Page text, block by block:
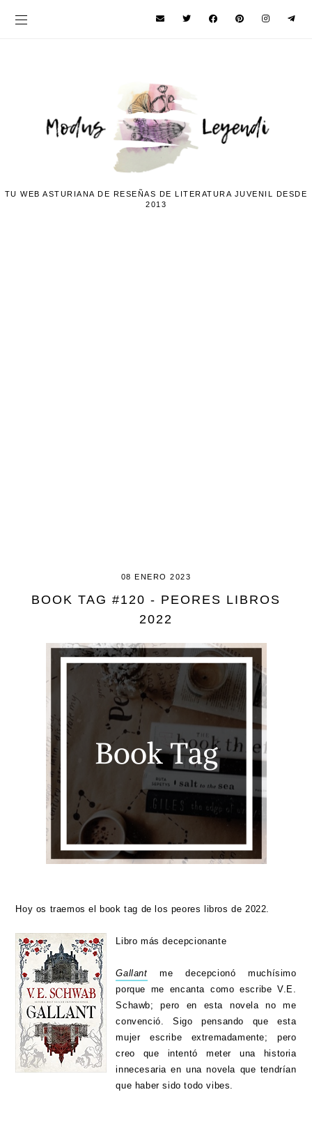
TU WEB ASTURIANA DE RESEÑAS DE LITERATURA JUVENIL DESDE
2013
08 ENERO 2023
BOOK TAG #120 - PEORES LIBROS
2022
Hoy os traemos el book tag de los peores libros de 2022.
Libro más decepcionante
Gallant
me decepcionó muchísimo
porque me encanta como escribe V.E.
Schawb; pero en esta novela no me
convenció. Sigo pensando que esta
mujer escribe extremadamente; pero
creo que intentó meter una historia
innecesaria en una novela que tendrían
que haber sido todo vibes.